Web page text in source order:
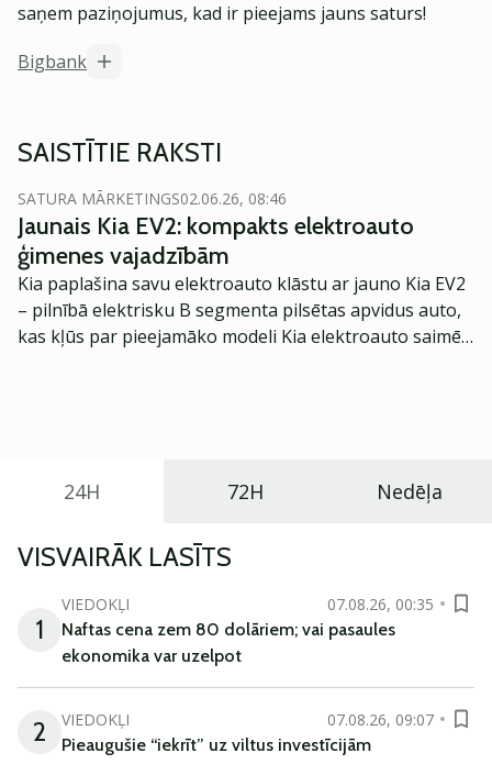
saņem paziņojumus, kad ir pieejams jauns saturs!
Bigbank
SAISTĪTIE RAKSTI
SATURA MĀRKETINGS02.06.26, 08:46
Jaunais Kia EV2: kompakts elektroauto
ģimenes vajadzībām
Kia paplašina savu elektroauto klāstu ar jauno Kia EV2
– pilnībā elektrisku B segmenta pilsētas apvidus auto,
kas kļūs par pieejamāko modeli Kia elektroauto saimē
24H 72H Nedēļa
VISVAIRĀK LASĪTS
1
VIEDOKĻI
07.08.26, 00:35
Naftas cena zem 80 dolāriem; vai pasaules
ekonomika var uzelpot
2 VIEDOKĻI
07.08.26, 09:07
Pieaugušie “iekrīt” uz viltus investīcijām